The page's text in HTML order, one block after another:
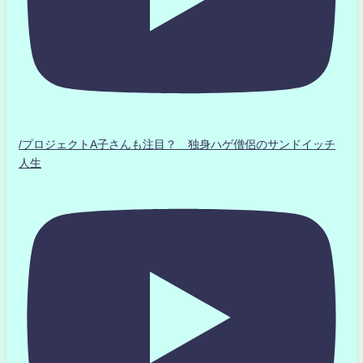
/プロジェクトA子さんも注目？ 独身ハゲ僧侶のサンドイッチ
人生